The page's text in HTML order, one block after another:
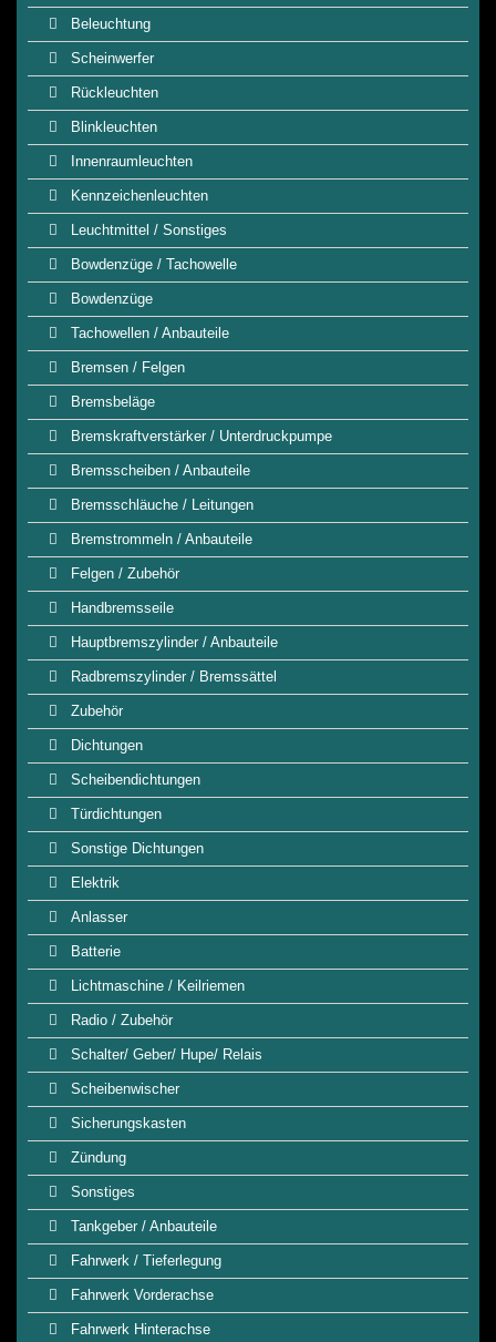
Beleuchtung
Scheinwerfer
Rückleuchten
Blinkleuchten
Innenraumleuchten
Kennzeichenleuchten
Leuchtmittel / Sonstiges
Bowdenzüge / Tachowelle
Bowdenzüge
Tachowellen / Anbauteile
Bremsen / Felgen
Bremsbeläge
Bremskraftverstärker / Unterdruckpumpe
Bremsscheiben / Anbauteile
Bremsschläuche / Leitungen
Bremstrommeln / Anbauteile
Felgen / Zubehör
Handbremsseile
Hauptbremszylinder / Anbauteile
Radbremszylinder / Bremssättel
Zubehör
Dichtungen
Scheibendichtungen
Türdichtungen
Sonstige Dichtungen
Elektrik
Anlasser
Batterie
Lichtmaschine / Keilriemen
Radio / Zubehör
Schalter/ Geber/ Hupe/ Relais
Scheibenwischer
Sicherungskasten
Zündung
Sonstiges
Tankgeber / Anbauteile
Fahrwerk / Tieferlegung
Fahrwerk Vorderachse
Fahrwerk Hinterachse